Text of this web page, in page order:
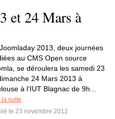
et 24 Mars à
2013, deux journées
au CMS Open source
se déroulera les samedi 23
24 Mars 2013 à
à l’IUT Blagnac de 9h...
la suite
le 23 novembre 2012